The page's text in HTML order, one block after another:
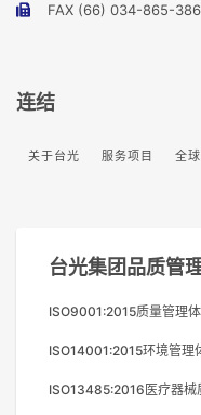
FAX (66) 034-865-386
连结
关于台光 服务项目 全
台光集团品质管
ISO9001:2015质量管理
ISO14001:2015环境管理
ISO13485:2016医疗器械